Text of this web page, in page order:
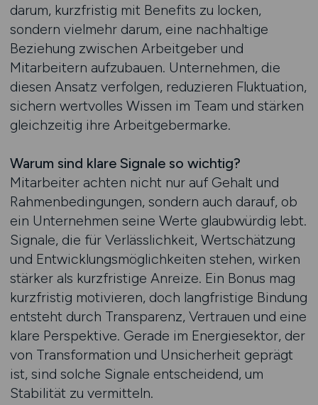
darum, kurzfristig mit Benefits zu locken,
sondern vielmehr darum, eine nachhaltige
Beziehung zwischen Arbeitgeber und
Mitarbeitern aufzubauen. Unternehmen, die
diesen Ansatz verfolgen, reduzieren Fluktuation,
sichern wertvolles Wissen im Team und stärken
gleichzeitig ihre Arbeitgebermarke.
Warum sind klare Signale so wichtig?
Mitarbeiter achten nicht nur auf Gehalt und
Rahmenbedingungen, sondern auch darauf, ob
ein Unternehmen seine Werte glaubwürdig lebt.
Signale, die für Verlässlichkeit, Wertschätzung
und Entwicklungsmöglichkeiten stehen, wirken
stärker als kurzfristige Anreize. Ein Bonus mag
kurzfristig motivieren, doch langfristige Bindung
entsteht durch Transparenz, Vertrauen und eine
klare Perspektive. Gerade im Energiesektor, der
von Transformation und Unsicherheit geprägt
ist, sind solche Signale entscheidend, um
Stabilität zu vermitteln.